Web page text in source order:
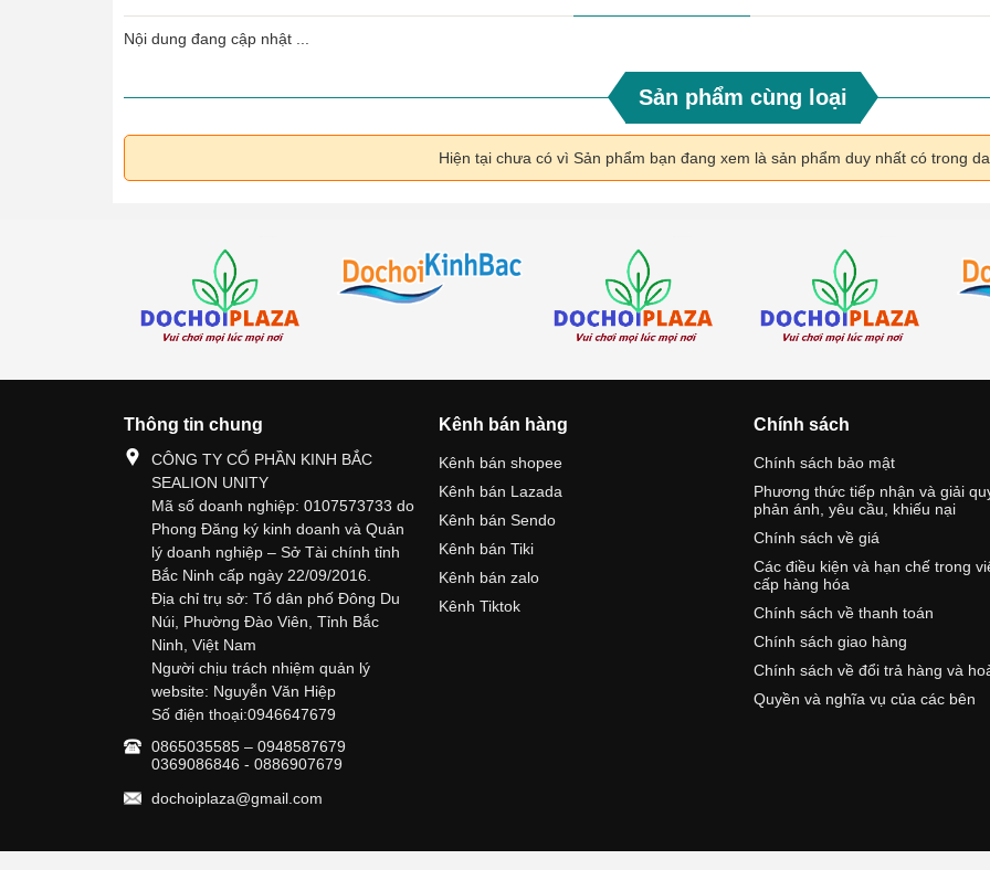
Nội dung đang cập nhật ...
Sản phẩm cùng loại
Hiện tại chưa có vì Sản phẩm bạn đang xem là sản phẩm duy nhất có trong
Thông tin chung
CÔNG TY CỔ PHẦN KINH BẮC
SEALION UNITY
Mã số doanh nghiệp: 0107573733 do
Phong Đăng ký kinh doanh và Quản
lý doanh nghiệp – Sở Tài chính tỉnh
Bắc Ninh cấp ngày 22/09/2016.
Địa chỉ trụ sở: Tổ dân phố Đông Du
Núi, Phường Đào Viên, Tỉnh Bắc
Ninh, Việt Nam
Người chịu trách nhiệm quản lý
website: Nguyễn Văn Hiệp
Số điện thoại:0946647679
0865035585 – 0948587679
0369086846 - 0886907679
dochoiplaza@gmail.com
Kênh bán hàng
Kênh bán shopee
Kênh bán Lazada
Kênh bán Sendo
Kênh bán Tiki
Kênh bán zalo
Kênh Tiktok
Chính sách
Chính sách bảo mật
Phương thức tiếp nhận và giải
phản ánh, yêu cầu, khiếu nại
Chính sách về giá
Các điều kiện và hạn chế trong
cấp hàng hóa
Chính sách về thanh toán
Chính sách giao hàng
Chính sách về đổi trả hàng và
Quyền và nghĩa vụ của các bên